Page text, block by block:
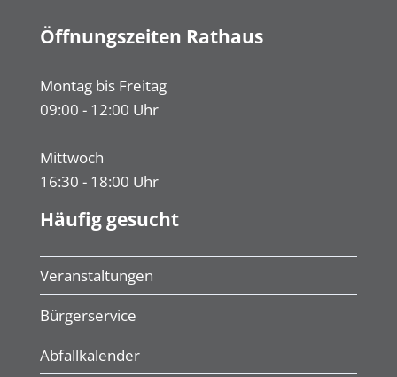
Öffnungszeiten Rathaus
Montag bis Freitag
09:00 - 12:00 Uhr
Mittwoch
16:30 - 18:00 Uhr
Häufig gesucht
Veranstaltungen
Bürgerservice
Abfallkalender